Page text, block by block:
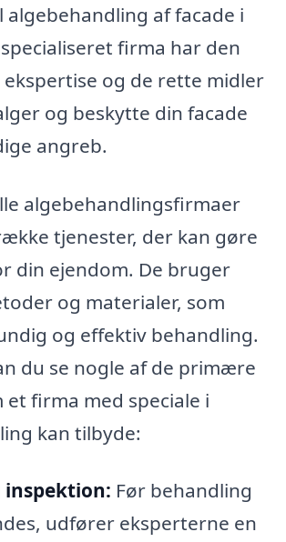
algebehandling af facade i
firma har den
og de rette midler
og beskytte din facade
angreb.
algebehandlingsfirmaer
tjenester, der kan gøre
din ejendom. De bruger
og materialer, som
og effektiv behandling.
du se nogle af de primære
et firma med speciale i
kan tilbyde:
inspektion: Før behandling
udfører eksperterne en